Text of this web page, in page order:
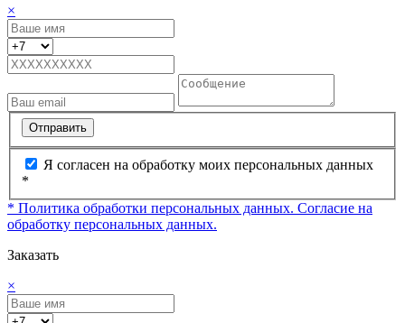
×
Отправить
Я согласен на обработку моих персональных данных
*
* Политика обработки персональных данных. Согласие на
обработку персональных данных.
Заказать
×